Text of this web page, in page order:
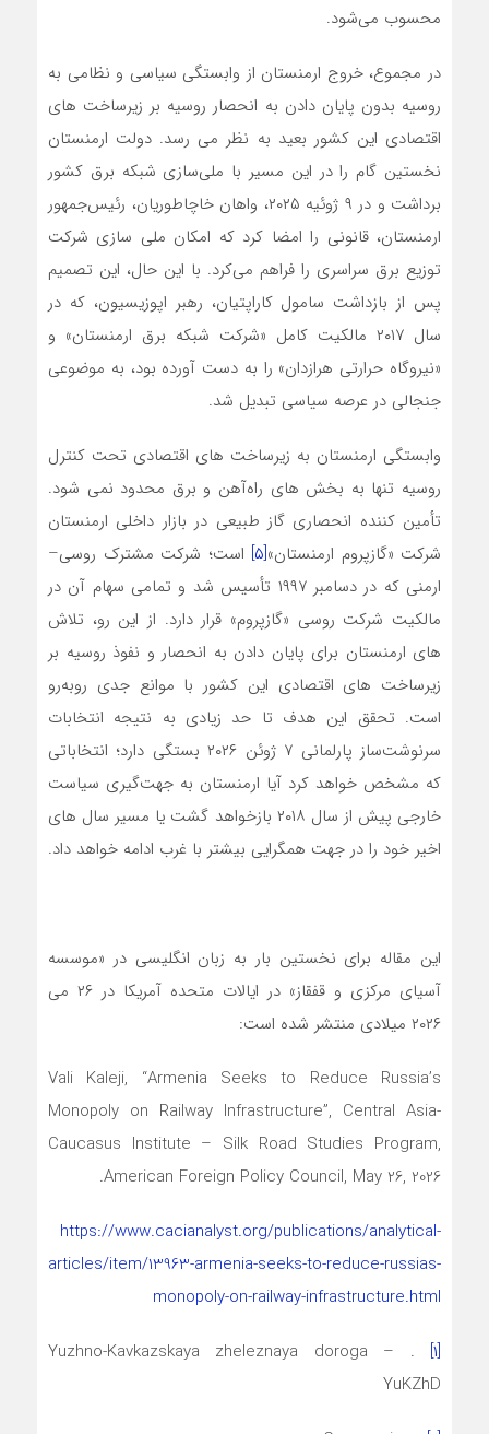
محسوب می‌شود.
در مجموع، خروج ارمنستان از وابستگی سیاسی و نظامی به
روسیه بدون پایان دادن به انحصار روسیه بر زیرساخت ‌های
اقتصادی این کشور بعید به نظر می ‌رسد. دولت ارمنستان
نخستین گام را در این مسیر با ملی‌سازی شبکه برق کشور
برداشت و در ۹ ژوئیه ۲۰۲۵، واهان خاچاطوریان، رئیس‌جمهور
ارمنستان، قانونی را امضا کرد که امکان ملی‌ سازی شرکت
توزیع برق سراسری را فراهم می‌کرد. با این حال، این تصمیم
پس از بازداشت سامول کاراپتیان، رهبر اپوزیسیون، که در
سال ۲۰۱۷ مالکیت کامل «شرکت شبکه برق ارمنستان» و
«نیروگاه حرارتی هرازدان» را به دست آورده بود، به موضوعی
جنجالی در عرصه سیاسی تبدیل شد.
وابستگی ارمنستان به زیرساخت‌ های اقتصادی تحت کنترل
روسیه تنها به بخش ‌های راه‌آهن و برق محدود نمی ‌شود.
تأمین‌ کننده انحصاری گاز طبیعی در بازار داخلی ارمنستان
شرکت «گازپروم ارمنستان»[۵]
است؛ شرکت مشترک روسی–
ارمنی که در دسامبر ۱۹۹۷ تأسیس شد و تمامی سهام آن در
مالکیت شرکت روسی «گازپروم» قرار دارد. از این رو، تلاش‌
های ارمنستان برای پایان دادن به انحصار و نفوذ روسیه بر
زیرساخت ‌های اقتصادی این کشور با موانع جدی روبه‌رو
است. تحقق این هدف تا حد زیادی به نتیجه انتخابات
سرنوشت‌ساز پارلمانی ۷ ژوئن ۲۰۲۶ بستگی دارد؛ انتخاباتی
که مشخص خواهد کرد آیا ارمنستان به جهت‌گیری سیاست
خارجی پیش از سال ۲۰۱۸ بازخواهد گشت یا مسیر سال ‌های
اخیر خود را در جهت همگرایی بیشتر با غرب ادامه خواهد داد.
این مقاله برای نخستین بار به زبان انگلیسی در «موسسه
آسیای مرکزی و قفقاز» در ایالات متحده آمریکا در ۲۶ می
۲۰۲۶ میلادی منتشر شده است:
Vali Kaleji, “Armenia Seeks to Reduce Russia’s
Monopoly on Railway Infrastructure”, Central Asia-
Caucasus Institute – Silk Road Studies Program,
American Foreign Policy Council, May 26, 2026.
https://www.cacianalyst.org/publications/analytical-
articles/item/13963-armenia-seeks-to-reduce-russias-
monopoly-on-railway-infrastructure.html
[۱]
. Yuzhno-Kavkazskaya zheleznaya doroga –
YuKZhD